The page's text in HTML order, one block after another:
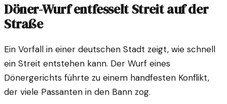
Döner-Wurf entfesselt Streit auf der
Straße
Ein Vorfall in einer deutschen Stadt zeigt, wie schnell
ein Streit entstehen kann. Der Wurf eines
Dönergerichts führte zu einem handfesten Konflikt,
der viele Passanten in den Bann zog.